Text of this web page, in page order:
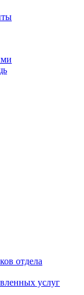
отдела
услуг